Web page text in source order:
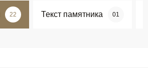
22 Текст памятника 01